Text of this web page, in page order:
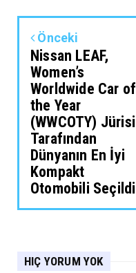
Önceki
Nissan LEAF,
Women’s
Worldwide Car of
the Year
(WWCOTY) Jürisi
Tarafından
Dünyanın En İyi
Kompakt
Otomobili Seçildi
HIÇ YORUM YOK